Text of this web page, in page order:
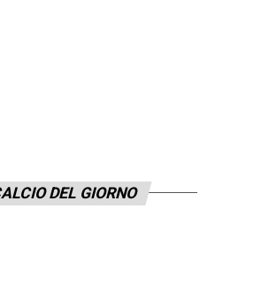
DEL GIORNO